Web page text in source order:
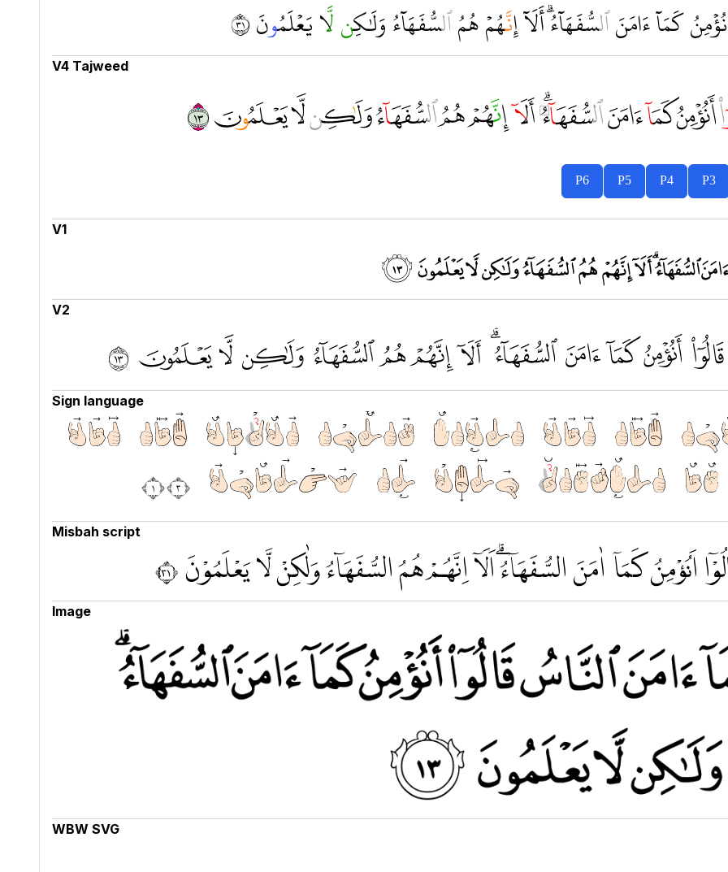
كَمَآءَامَنَٱلسُّفَهَآءُ‌ۗ أَلَآإِنَّهُمۡ هُمُٱلسُّفَهَآءُ وَلَكِنلَّا يَعۡلَمُونَ ١٣
V4 Tajweed
ﲞ ﲟ ﲠ ﲡ ﲢ ﲣ ﲤ ﲥ ﲦ ﲧ ﲨ ﲩ
P3
P4
P5
P6
V1
ﮰ ﮱ ﯓ ﯔ ﯕ ﯖ ﯗ ﯘ ﯙ ﯚ
V2
ﲝ ﲞ ﲟ ﲠ ﲡ ﲢ ﲣ ﲤ ﲥ ﲦ ﲧ ﲨ ﲩ
Sign language
كَمَآ اٰمَنَ النَّاسُ قَالُوْٓا اَنُؤْمِنُ كَمَآ اٰمَنَ
السُّفَهَاۤءُ وَلٰكِنْ لَّا يَعْلَمُوْنَ ١٣
Misbah script
اَنُؤْمِنُ كَمَآ اٰمَنَ السُّفَهَاۤءُۗ اَلَآ اِنَّهُمْ هُمُ السُّفَهَاۤءُ وَلٰكِنْ لَّا يَعْلَمُوْنَ ١٣
Image
WBW SVG